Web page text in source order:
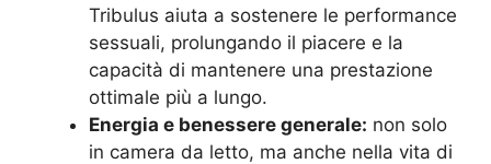
Tribulus aiuta a sostenere le performance
sessuali, prolungando il piacere e la
capacità di mantenere una prestazione
ottimale più a lungo.
Energia e benessere generale: non solo
in camera da letto, ma anche nella vita di